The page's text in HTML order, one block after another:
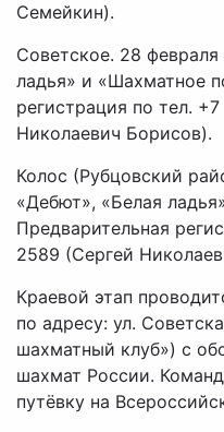
Семейкин).
Советское. 28
ладья» и «Шахматное
регистрация по тел.
Николаевич Борисов).
Колос (Рубцовский
«Дебют», «Белая
Предварительная
2589 (Сергей
Краевой этап
по адресу: ул.
шахматный клуб») с
шахмат России.
путёвку на